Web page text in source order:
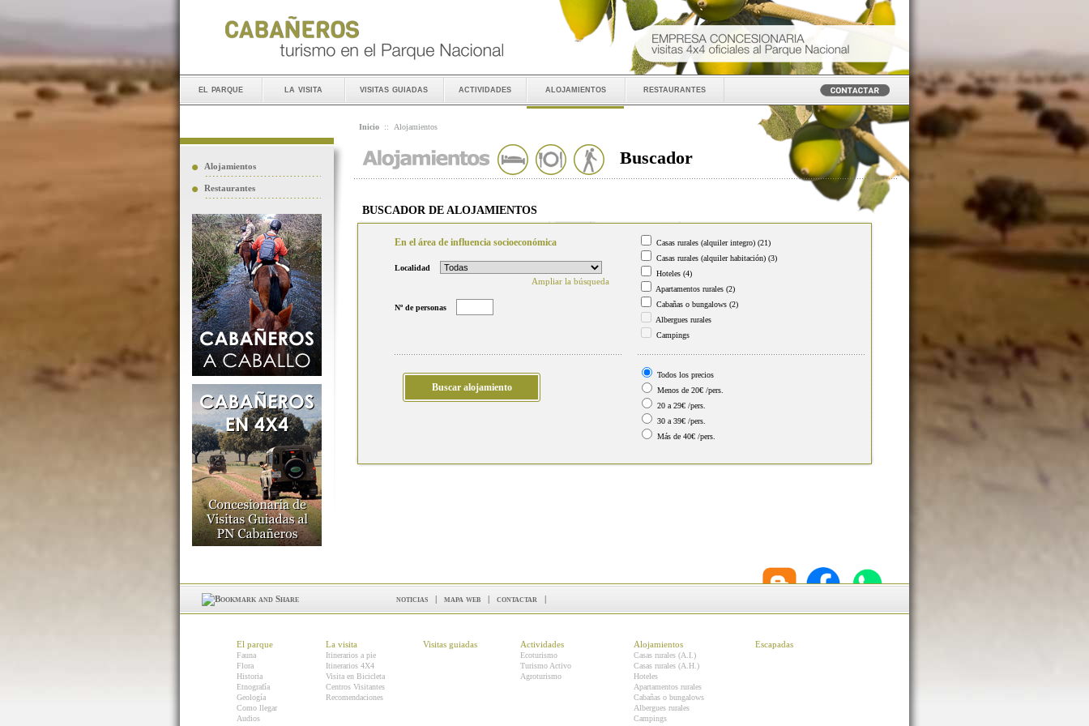
el parque la visita visitas guiadas actividades alojamientos restaurantes
Alojamientos
Restaurantes
Inicio :: Alojamientos
Buscador
BUSCADOR DE ALOJAMIENTOS
En el área de influencia socioeconómica
Localidad
Ampliar la búsqueda
Nº de personas
Casas rurales (alquiler integro) (21)
Casas rurales (alquiler habitación) (3)
Hoteles (4)
Apartamentos rurales (2)
Cabañas o bungalows (2)
Albergues rurales
Campings
Todos los precios
Menos de 20€ /pers.
20 a 29€ /pers.
30 a 39€ /pers.
Más de 40€ /pers.
noticias | mapa web | contactar |
El parque
Fauna
Flora
Historia
Etnografía
Geología
Como llegar
Audios
La visita
Itinerarios a pie
Itinerarios 4X4
Visita en Bicicleta
Centros Visitantes
Recomendaciones
Visitas guiadas Actividades
Ecoturismo
Turismo Activo
Agroturismo
Alojamientos
Casas rurales (A.I.)
Casas rurales (A.H.)
Hoteles
Apartamentos rurales
Cabañas o bungalows
Albergues rurales
Campings
Escapadas